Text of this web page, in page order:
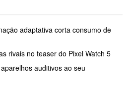
adaptativa corta consumo de
rivais no teaser do Pixel Watch 5
auditivos ao seu